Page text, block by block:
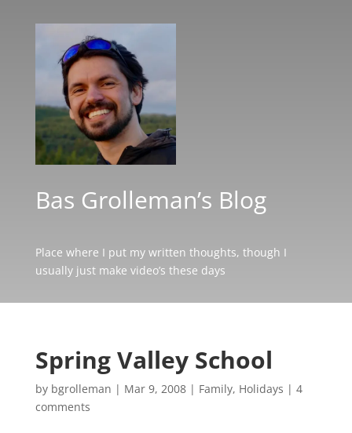
Bas Grolleman’s Blog
Place where I put my written thoughts, though I
usually just make video’s these days
Spring Valley School
by bgrolleman | Mar 9, 2008| Family, Holidays | 4
comments